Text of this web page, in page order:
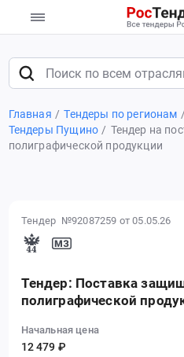
Главная Тендеры по регионам
Тендеры Пущино
Тендер на
полиграфической продукции
Тендер №92087259 от 05.05.26
Тендер: Поставка
полиграфической
Начальная цена
12 479 ₽